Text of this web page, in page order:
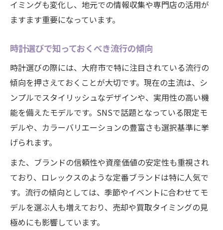
イミングも変化し、地元での情報収集や専門店の活用が
ますます重要になっています。
時計選びで知っておくべき流行の傾向
時計選びの際には、大府市で特に注目されている流行の
傾向を押さえておくことが大切です。現在の主流は、シ
ンプルでスタイリッシュなデザインや、実用性の高い機
能を備えたモデルです。SNSで話題となっている限定モ
デルや、カラーバリエーションの豊富さも選択基準に挙
げられます。
また、ブランドの信頼性や資産価値の安定性も重視され
ており、ロレックスのような定番ブランドは特に人気で
す。流行の傾向としては、季節やイベントに合わせてモ
デルを選ぶ人も増えており、売却や買取タイミングの見
極めにも影響しています。